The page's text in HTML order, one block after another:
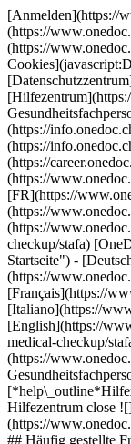
[Anmelden](https://
(https://
(https://
(https://
(https://
(https://
(https://
[FR](https://
(https://
(https://
checkup/stafa)
Startseite") -
(https://
[Français](https://
[Italiano](https://
[English](https://
medical-checkup/
(https://
Hilfezentrum close
(https://
## Häufig gestellte